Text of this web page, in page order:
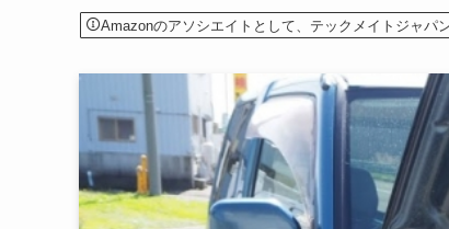
Amazonのアソシエイトとして、テックメイトジャパ